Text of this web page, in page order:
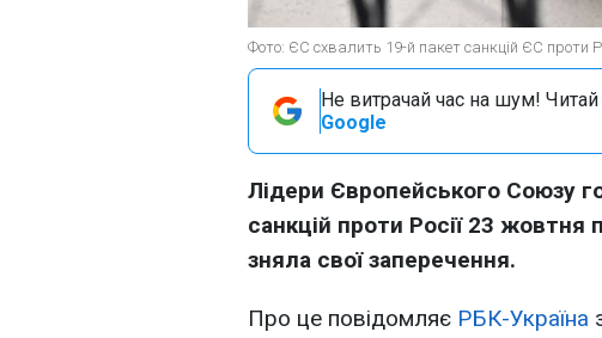
Фото: ЄС схвалить 19-й пакет санкцій ЄС проти
Не витрачай час на шум! Читай
Google
Лідери Європейського Союзу
санкцій проти Росії 23 жовтня
зняла свої заперечення.
Про це повідомляє РБК-Україна